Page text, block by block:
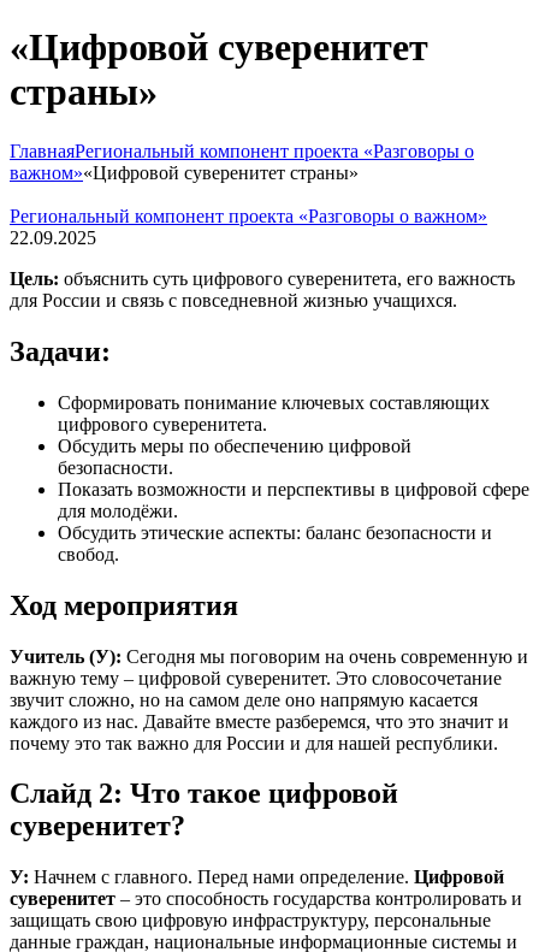
«Цифровой суверенитет
страны»
ГлавнаяРегиональный компонент проекта «Разговоры о
важном»«Цифровой суверенитет страны»
Региональный компонент проекта «Разговоры о важном»
22.09.2025
Цель: объяснить суть цифрового суверенитета, его важность
для России и связь с повседневной жизнью учащихся.
Задачи:
Сформировать понимание ключевых составляющих
цифрового суверенитета.
Обсудить меры по обеспечению цифровой
безопасности.
Показать возможности и перспективы в цифровой сфере
для молодёжи.
Обсудить этические аспекты: баланс безопасности и
свобод.
Ход мероприятия
Учитель (У): Сегодня мы поговорим на очень современную и
важную тему – цифровой суверенитет. Это словосочетание
звучит сложно, но на самом деле оно напрямую касается
каждого из нас. Давайте вместе разберемся, что это значит и
почему это так важно для России и для нашей республики.
Слайд 2: Что такое цифровой
суверенитет?
У: Начнем с главного. Перед нами определение. Цифровой
суверенитет – это способность государства контролировать и
защищать свою цифровую инфраструктуру, персональные
данные граждан, национальные информационные системы и